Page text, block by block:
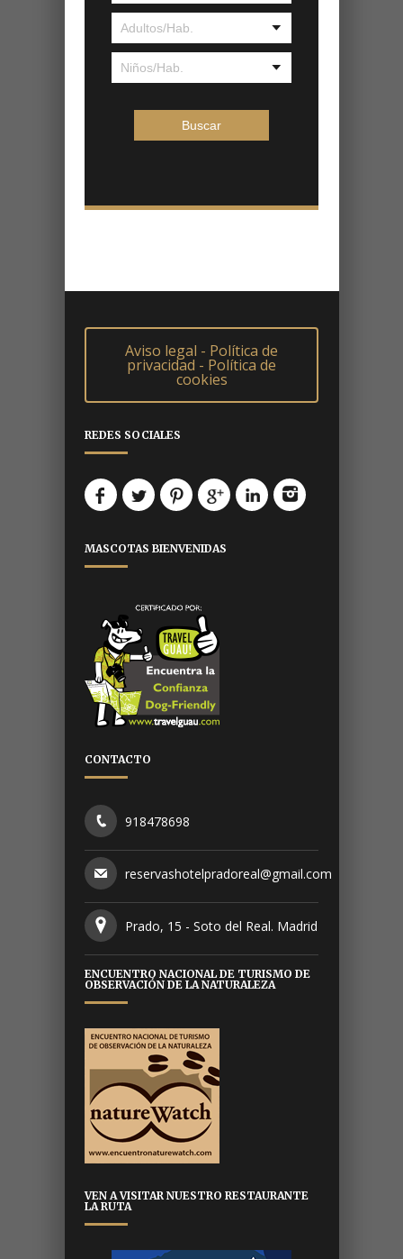
Aviso legal - Política de
privacidad - Política de
cookies
REDES SOCIALES
MASCOTAS BIENVENIDAS
CONTACTO
918478698
reservashotelpradoreal@gmail.com
Prado, 15 - Soto del Real. Madrid
ENCUENTRO NACIONAL DE TURISMO DE
OBSERVACIÓN DE LA NATURALEZA
VEN A VISITAR NUESTRO RESTAURANTE
LA RUTA